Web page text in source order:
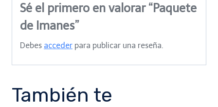
Sé el primero en valorar “Paquete
de Imanes”
Debes acceder para publicar una reseña.
También te